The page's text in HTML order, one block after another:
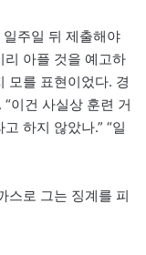
일주일 뒤 제출해야
아플 것을 예고하
모를 표현이었다. 경
이건 사실상 훈련 거
하지 않았나.” “일
스로 그는 징계를 피